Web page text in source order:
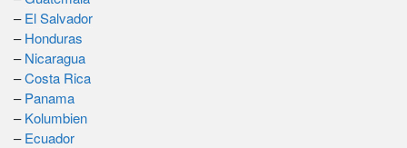
–El Salvador
–Honduras
–Nicaragua
–Costa Rica
–Panama
–Kolumbien
–Ecuador